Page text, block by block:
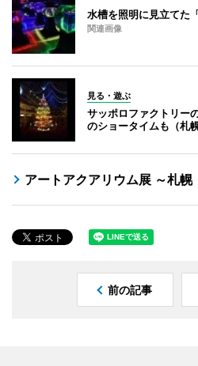
水槽を照明に見立てた
関連画像
見る・遊ぶ
サッポロファクトリー
のショータイムも（札
アートアクアリウム展 ～札幌
前の記事